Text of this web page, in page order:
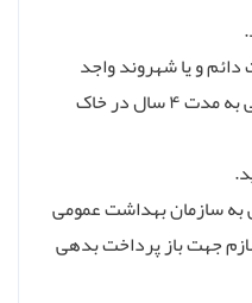
دائم و یا شهروند واجد
شرایط نیوزلند باشد که به طور کلی به مدت ۴ سال در خاک
به سازمان بهداشت عمومی
جهت باز پرداخت بدهی